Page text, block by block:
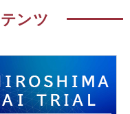
ンツ